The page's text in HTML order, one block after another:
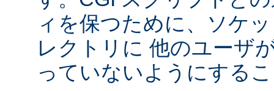
ィを保つために、ソケ
レクトリに 他のユーザ
っていないようにする